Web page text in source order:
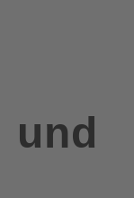
und